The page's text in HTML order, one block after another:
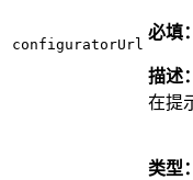
configuratorUrl
必填：
描述：
在提
类型：